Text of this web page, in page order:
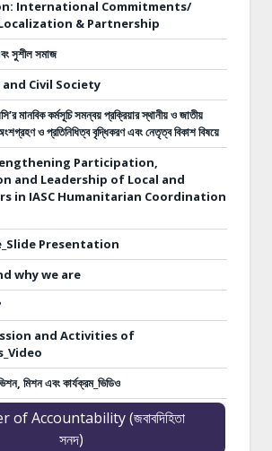
International Commitments/
& Partnership
সুশীল সমাজ
Civil Society
মানবিক কর্মসূচি সমন্বয় প্রক্রিয়ার স্থানীয় ও জাতীয়
ও প্রতিনিধিত্ব বৃদ্ধিকরণ এবং নেতৃত্ব বিকাশ বিষয়ে
Participation,
and Leadership of Local and
in IASC Humanitarian Coordination
Presentation
why we are
and Activities of
মিশন এবং কার্যক্রম_ভিডিও
of Accountability (জবাবদিহিতা
সনদ)